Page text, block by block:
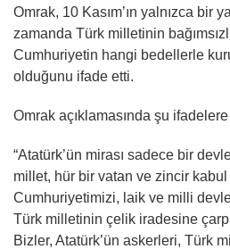
Omrak, 10 Kasım’ın yalnızca bir
zamanda Türk milletinin
Cumhuriyetin hangi bedellerle
olduğunu ifade etti.
Omrak açıklamasında şu
“Atatürk’ün mirası sadece bir
millet, hür bir vatan ve zincir
Cumhuriyetimizi, laik ve milli
Türk milletinin çelik iradesine
Bizler, Atatürk’ün askerleri, Türk